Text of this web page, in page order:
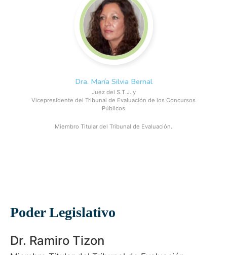
Dra. María Silvia Bernal
Juez del S.T.J. y
Vicepresidente del Tribunal de Evaluación de los Concursos
Públicos
Miembro Titular del Tribunal de Evaluación.
Poder Legislativo
Dr. Ramiro Tizon